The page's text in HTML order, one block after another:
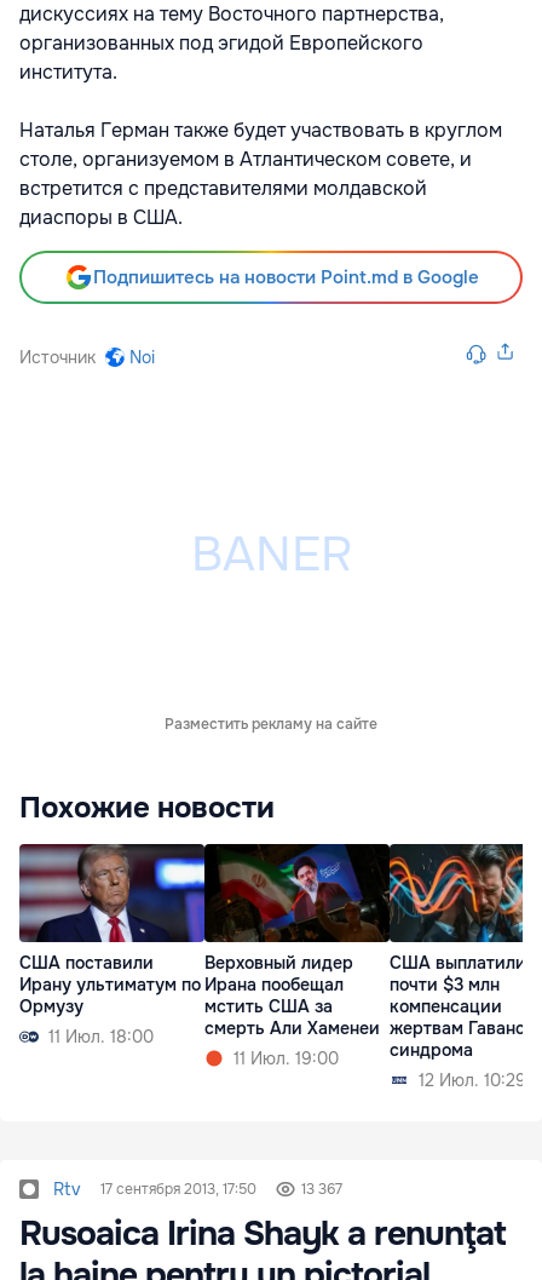
дискуссиях на тему Восточного партнерства,
организованных под эгидой Европейского
института.
Наталья Герман также будет участвовать в круглом
столе, организуемом в Атлантическом совете, и
встретится с представителями молдавской
диаспоры в США.
Подпишитесь на новости Point.md в Google
Источник Noi
Разместить рекламу на сайте
Похожие новости
США поставили
Ирану ультиматум по
Ормузу
11 Июл. 18:00
Верховный лидер
Ирана пообещал
мстить США за
смерть Али Хаменеи
11 Июл. 19:00
США выплатили
почти $3 млн
компенсации
жертвам
синдрома
12 Июл. 10:29
Rtv 17 сентября 2013, 17:50 13 367
Rusoaica Irina Shayk a renunţat